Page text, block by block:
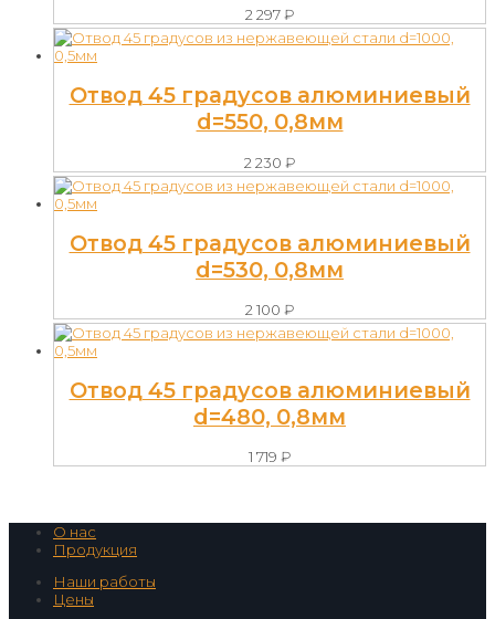
2 297₽
Отвод 45 градусов алюминиевый
d=550, 0,8мм
2 230 ₽
Отвод 45 градусов алюминиевый
d=530, 0,8мм
2 100 ₽
Отвод 45 градусов алюминиевый
d=480, 0,8мм
1 719 ₽
О нас
Продукция
Наши работы
Цены